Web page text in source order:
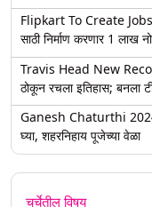
Flipkart To Create
साठी निर्माण करणार 1 लाख
Travis Head New
ठोकून रचला इतिहास; बनला
Ganesh Chaturthi
घ्या, शहरनिहाय पूजेच्या वेळा
चर्चेतील विषय